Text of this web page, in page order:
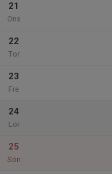
21
Ons
22
Tor
23
Fre
24
Lör
25
Sön